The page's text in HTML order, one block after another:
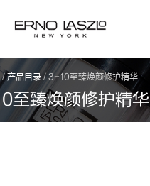
/产品目录 / 3-10至臻焕颜修护精华
至臻焕颜修护精华